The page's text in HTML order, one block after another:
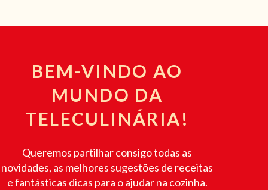
BEM-VINDO AO
MUNDO DA
TELECULINÁRIA!
Queremos partilhar consigo todas as
novidades, as melhores sugestões de receitas
e fantásticas dicas para o ajudar na cozinha.